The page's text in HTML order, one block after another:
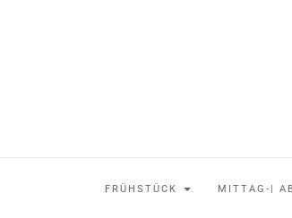
FRÜHSTÜCK MITTAG-|